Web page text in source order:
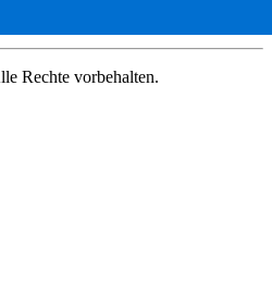
Rechte vorbehalten.